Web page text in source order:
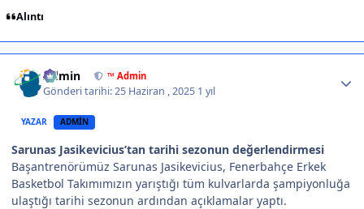
Alıntı
Admin ™ Admin
Gönderi tarihi:25 Haziran , 2025 1 yıl
YAZAR ADMIN
Sarunas Jasikevicius’tan tarihi sezonun değerlendirmesi
Başantrenörümüz Sarunas Jasikevicius, Fenerbahçe Erkek
Basketbol Takımımızın yarıştığı tüm kulvarlarda şampiyonluğa
ulaştığı tarihi sezonun ardından açıklamalar yaptı.